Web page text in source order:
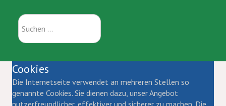
Suchen
...
Cookies
Die Internetseite verwendet an mehreren Stellen so
genannte Cookies. Sie dienen dazu, unser Angebot